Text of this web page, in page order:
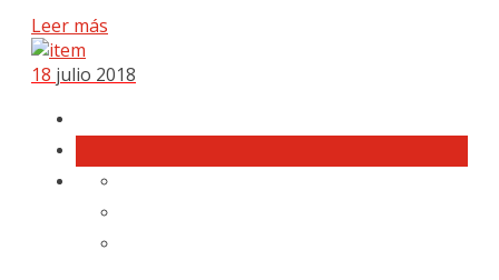
Leer más
18 julio 2018